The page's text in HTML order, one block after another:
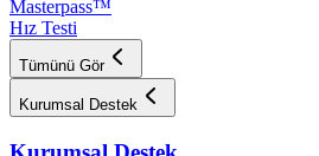
Masterpass™
Hız Testi
Tümünü Gör
Kurumsal Destek